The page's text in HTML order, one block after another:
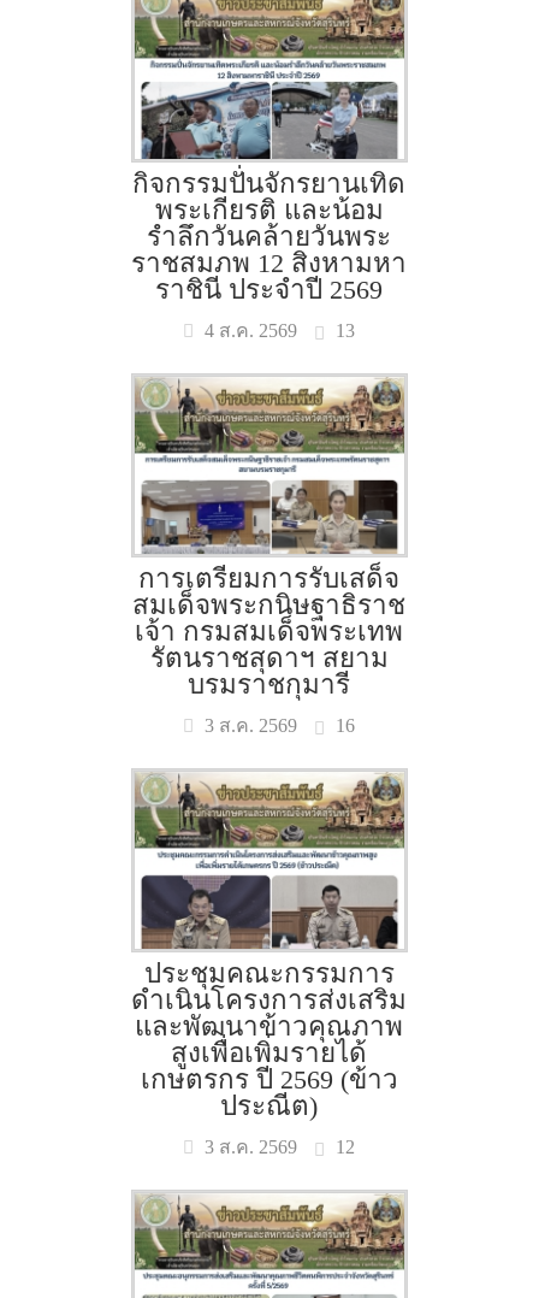
กิจกรรมปั่นจักรยานเทิด
พระเกียรติ และน้อม
รำลึกวันคล้ายวันพระ
ราชสมภพ 12 สิงหามหา
ราชินี ประจำปี 2569
4 ส.ค. 2569 13
การเตรียมการรับเสด็จ
สมเด็จพระกนิษฐาธิราช
เจ้า กรมสมเด็จพระเทพ
รัตนราชสุดาฯ สยาม
บรมราชกุมารี
3 ส.ค. 2569 16
ประชุมคณะกรรมการ
ดำเนินโครงการส่งเสริม
และพัฒนาข้าวคุณภาพ
สูงเพื่อเพิ่มรายได้
เกษตรกร ปี 2569 (ข้าว
ประณีต)
3 ส.ค. 2569 12